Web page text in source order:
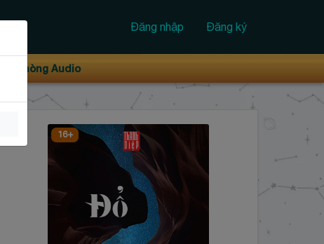
Đăng nhập Đăng ký
Phòng Audio
16+